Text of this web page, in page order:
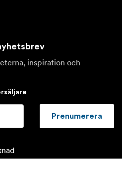
inspiration och
Prenumerera